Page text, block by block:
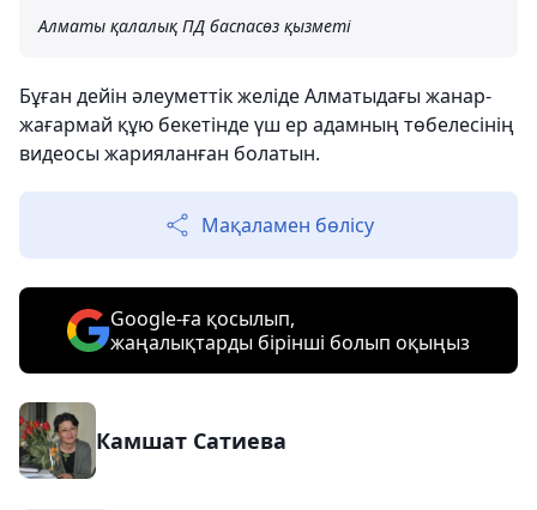
Алматы қалалық ПД баспасөз қызметі
Бұған дейін әлеуметтік желіде Алматыдағы жанар-
жағармай құю бекетінде үш ер адамның төбелесінің
видеосы жарияланған болатын.
Мақаламен бөлісу
Google-ға қосылып,
жаңалықтарды бірінші болып оқыңыз
Камшат Сатиева